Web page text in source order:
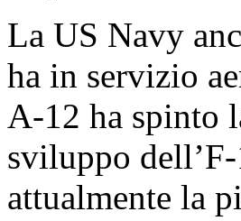
La US Navy
ha in servizio
A-12 ha spinto
sviluppo
attualmente la